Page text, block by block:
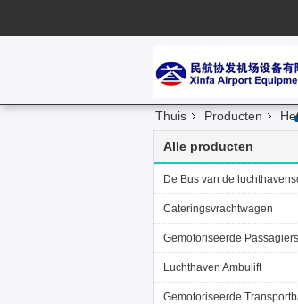
Thuis Producten
Alle producten
De Bus van de
Cateringsvrachtwagen
Gemotoriseerde
Luchthaven Ambulift
Gemotoriseerde